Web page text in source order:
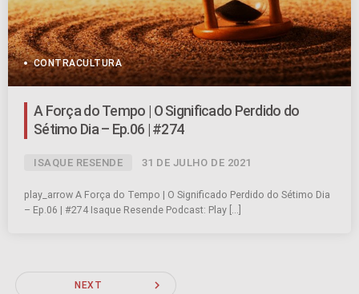
CONTRACULTURA
A Força do Tempo | O Significado Perdido do
Sétimo Dia – Ep.06 | #274
ISAQUE RESENDE 31 DE JULHO DE 2021
play_arrow A Força do Tempo | O Significado Perdido do Sétimo Dia
– Ep.06 | #274 Isaque Resende Podcast: Play […]
NEXT navigate_next